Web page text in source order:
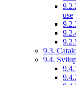
use
9.3.
9.4.